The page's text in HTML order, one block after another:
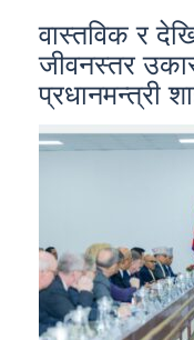
वास्तविक र
जीवनस्तर
प्रधानमन्त्री